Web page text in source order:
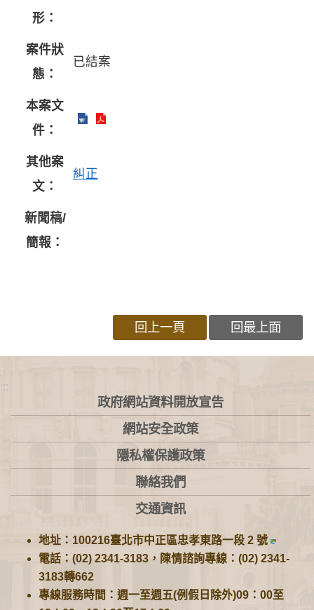
形：
案件狀
態：
已結案
本案文
件：
其他案
文：
糾正
新聞稿/
簡報：
回上一頁 回最上面
:::
政府網站資料開放宣告
網站安全政策
隱私權保護政策
聯絡我們
交通資訊
地址：100216臺北市中正區忠孝東路一段 2 號
電話：(02) 2341-3183，陳情諮詢專線：(02) 2341-
3183轉662
專線服務時間：週一至週五(例假日除外)09：00至